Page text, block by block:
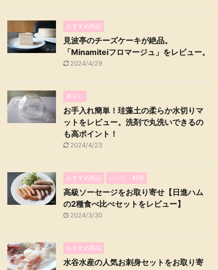
おすすめ商品
見波亭のチーズケーキが絶品。
「Minamiteiフロマージュ」をレビュー。
2024/4/29
暮らし
お手入れ簡単！珪藻土の柔らか水切りマ
ットをレビュー。洗剤で丸洗いできるの
も高ポイント！
2024/4/23
おすすめ商品 レシピ・料理
高級ソーセージをお取り寄せ【日進ハム
の2種食べ比べセットをレビュー】
2024/3/30
おすすめ商品
水谷水産の人気お刺身セットをお取り寄